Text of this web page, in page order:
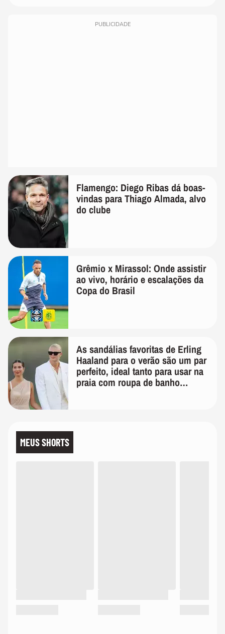
PUBLICIDADE
Flamengo: Diego Ribas dá boas-
vindas para Thiago Almada, alvo
do clube
Grêmio x Mirassol: Onde assistir
ao vivo, horário e escalações da
Copa do Brasil
As sandálias favoritas de Erling
Haaland para o verão são um par
perfeito, ideal tanto para usar na
praia com roupa de banho
MEUS SHORTS